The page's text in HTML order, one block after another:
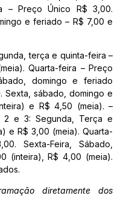
– Preço Único R$ 3,00.
e feriado – R$ 7,00 e
terça e quinta-feira –
Quarta-feira – Preço
domingo e feriado
Sexta, sábado, domingo e
e R$ 4,50 (meia). –
2 e 3: Segunda, Terça e
e R$ 3,00 (meia). Quarta-
Sexta-Feira, Sábado,
(inteira), R$ 4,00 (meia).
diretamente dos